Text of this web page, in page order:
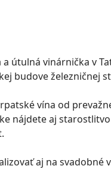
útulná vinárnička v
budove železničnej
vína od
nájdete aj
aj na svadobné